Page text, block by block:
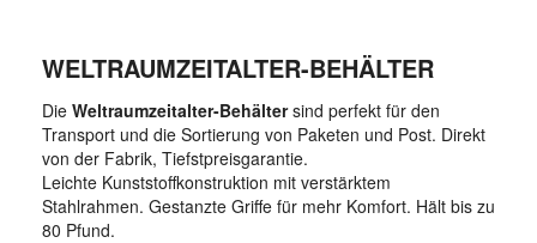
WELTRAUMZEITALTER-BEHÄLTER
Die Weltraumzeitalter-Behältersind perfekt für den
Transport und die Sortierung von Paketen und Post. Direkt
von der Fabrik, Tiefstpreisgarantie.
Leichte Kunststoffkonstruktion mit verstärktem
Stahlrahmen. Gestanzte Griffe für mehr Komfort. Hält bis zu
80 Pfund.